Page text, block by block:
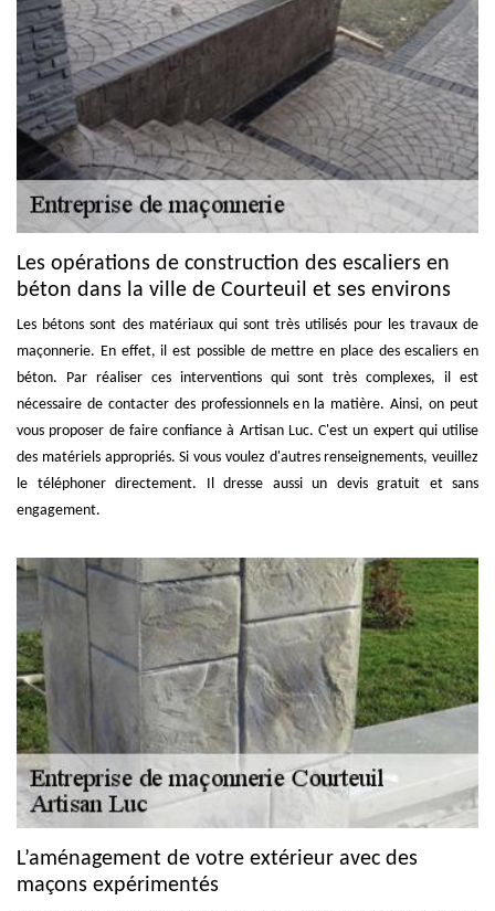
Les opérations de construction des escaliers en
béton dans la ville de Courteuil et ses environs
Les bétons sont des matériaux qui sont très utilisés pour les travaux de
maçonnerie. En effet, il est possible de mettre en place des escaliers en
béton. Par réaliser ces interventions qui sont très complexes, il est
nécessaire de contacter des professionnels en la matière. Ainsi, on peut
vous proposer de faire confiance à Artisan Luc. C'est un expert qui utilise
des matériels appropriés. Si vous voulez d'autres renseignements, veuillez
le téléphoner directement. Il dresse aussi un devis gratuit et sans
engagement.
L’aménagement de votre extérieur avec des
maçons expérimentés